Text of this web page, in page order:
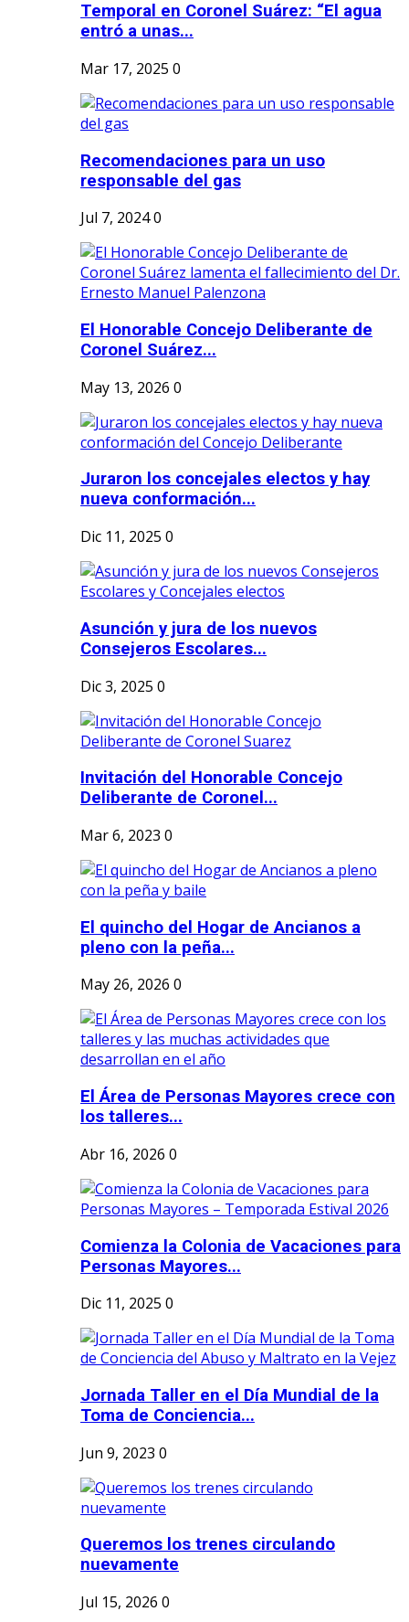
Temporal en Coronel Suárez: “El agua
entró a unas...
Mar 17, 2025 0
Recomendaciones para un uso
responsable del gas
Jul 7, 20240
El Honorable Concejo Deliberante de
Coronel Suárez...
May 13, 2026 0
Juraron los concejales electos y hay
nueva conformación...
Dic 11, 2025 0
Asunción y jura de los nuevos
Consejeros Escolares...
Dic 3, 2025 0
Invitación del Honorable Concejo
Deliberante de Coronel...
Mar 6, 2023 0
El quincho del Hogar de Ancianos a
pleno con la peña...
May 26, 2026 0
El Área de Personas Mayores crece con
los talleres...
Abr 16, 2026 0
Comienza la Colonia de Vacaciones para
Personas Mayores...
Dic 11, 2025 0
Jornada Taller en el Día Mundial de la
Toma de Conciencia...
Jun 9, 2023 0
Queremos los trenes circulando
nuevamente
Jul 15, 2026 0